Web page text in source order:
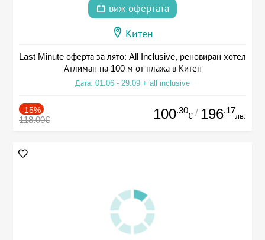
виж офертата
Китен
Last Minute оферта за лято: All Inclusive, реновиран хотел
Атлиман на 100 м от плажа в Китен
Дата: 01.06 - 29.09 + all inclusive
-15%
118.00€ 100.30
€ / 196.17
лв.